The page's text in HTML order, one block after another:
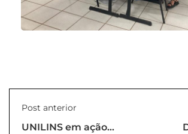
Post anterior
UNILINS em ação